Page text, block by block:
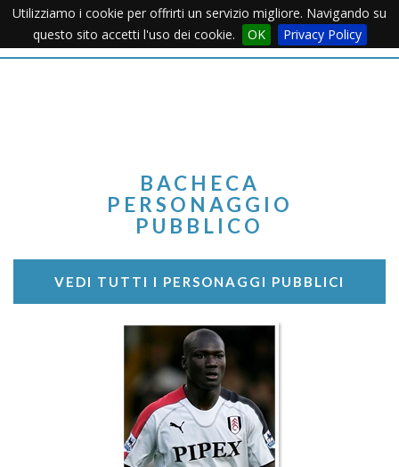
Utilizziamo i cookie per offrirti un servizio migliore. Navigando su
questo sito accetti l'uso dei cookie.
OK Privacy PolicyMenu
BACHECA
PERSONAGGIO
PUBBLICO
VEDI TUTTI I PERSONAGGI PUBBLICI